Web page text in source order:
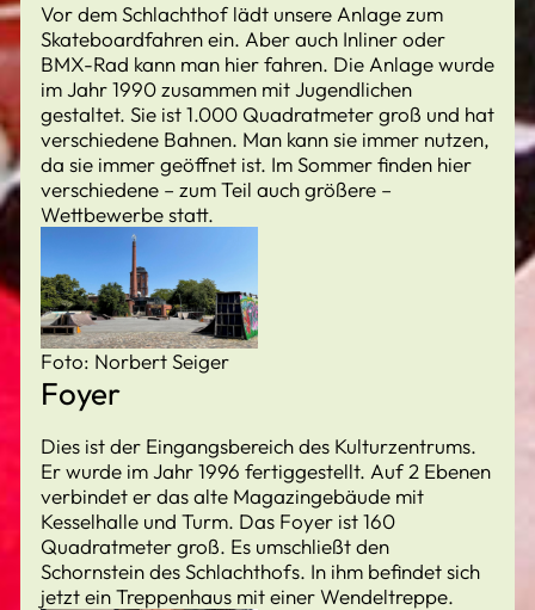
Vor dem Schlachthof lädt unsere Anlage zum
Skateboardfahren ein. Aber auch Inliner oder
BMX-Rad kann man hier fahren. Die Anlage wurde
im Jahr 1990 zusammen mit Jugendlichen
gestaltet. Sie ist 1.000 Quadratmeter groß und hat
verschiedene Bahnen. Man kann sie immer nutzen,
da sie immer geöffnet ist. Im Sommer finden hier
verschiedene – zum Teil auch größere –
Wettbewerbe statt.
Foto: Norbert Seiger
Foyer
Dies ist der Eingangsbereich des Kulturzentrums.
Er wurde im Jahr 1996 fertiggestellt. Auf 2 Ebenen
verbindet er das alte Magazingebäude mit
Kesselhalle und Turm. Das Foyer ist 160
Quadratmeter groß. Es umschließt den
Schornstein des Schlachthofs. In ihm befindet sich
jetzt ein Treppenhaus mit einer Wendeltreppe.